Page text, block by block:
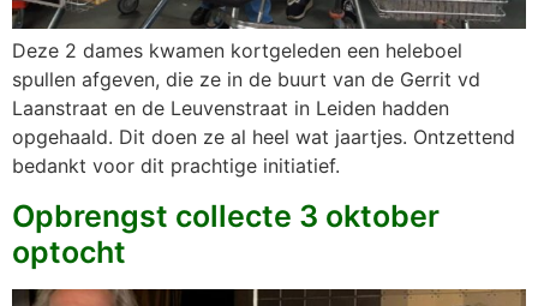
Deze 2 dames kwamen kortgeleden een heleboel
spullen afgeven, die ze in de buurt van de Gerrit vd
Laanstraat en de Leuvenstraat in Leiden hadden
opgehaald. Dit doen ze al heel wat jaartjes. Ontzettend
bedankt voor dit prachtige initiatief.
Opbrengst collecte 3 oktober
optocht